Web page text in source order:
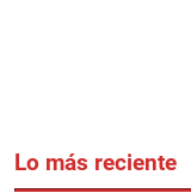
Lo más reciente